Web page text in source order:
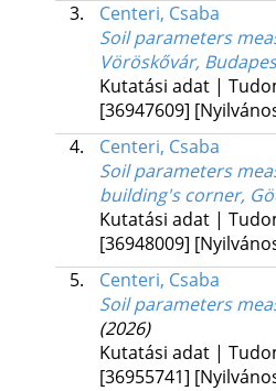
3.
Centeri, Csaba
Soil parameters
Vöröskővár,
Kutatási adat |
[36947609]
4.
Centeri, Csaba
Soil parameters
building's corner,
Kutatási adat |
[36948009]
5.
Centeri, Csaba
Soil parameters
(2026)
Kutatási adat |
[36955741]